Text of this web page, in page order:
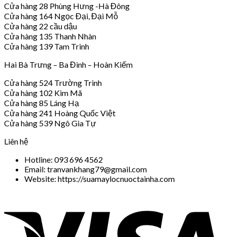
Cửa hàng 28 Phùng Hưng -Hà Đông
Cửa hàng 164 Ngọc Đại, Đại Mỗ
Cửa hàng 22 cầu dậu
Cửa hàng 135 Thanh Nhàn
Cửa hàng 139 Tam Trinh
Hai Bà Trưng – Ba Đình – Hoàn Kiếm
Cửa hàng 524 Trường Trinh
Cửa hàng 102 Kim Mã
Cửa hàng 85 Láng Hạ
Cửa hàng 241 Hoàng Quốc Việt
Cửa hàng 539 Ngô Gia Tự
Liên hệ
Hotline: 093 696 4562
Email: tranvankhang79@gmail.com
Website: https://suamaylocnuoctainha.com